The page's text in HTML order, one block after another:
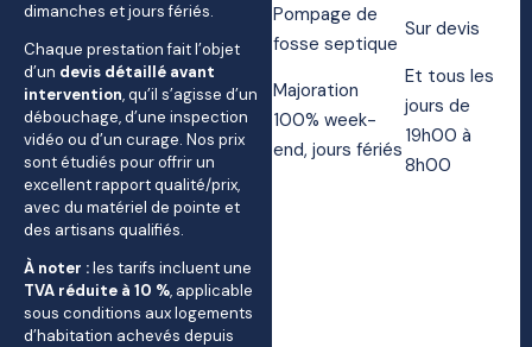
dimanches et jours fériés.
Chaque prestation fait l’objet
d’un devis détaillé avant
intervention, qu’il s’agisse d’un
débouchage, d’une inspection
vidéo ou d’un curage. Nos prix
sont étudiés pour offrir un
excellent rapport qualité/prix,
avec du matériel de pointe et
des artisans qualifiés.
À noter :les tarifs incluent une
TVA réduite à 10 %, applicable
sous conditions aux logements
d’habitation achevés depuis
Pompage de
fosse septique
Sur devis
Majoration
100% week-
end, jours fériés
Et tous les
jours de
19h00 à
8h00